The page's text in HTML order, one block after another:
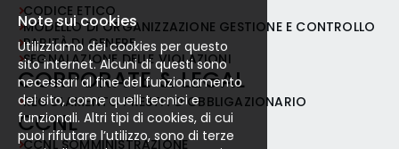
CODICE ETICO
MODELLO DI ORGANIZZAZIONE GESTIONE E CONTROLLO
PARITÀ DI GENERE
SEGNALAZIONE DELLE VIOLAZIONI
CORPORATE & LEGAL
REGOLAMENTO PRESTITO OBBLIGAZIONARIO
CCNL
CCNL SOMMINISTRAZIONE
Note sui cookies
Utilizziamo dei cookies per questo
sito internet. Alcuni di questi sono
necessari al fine del funzionamento
del sito, come quelli tecnici e
funzionali. Altri tipi di cookies, di cui
puoi rifiutare l’utilizzo, sono di terze